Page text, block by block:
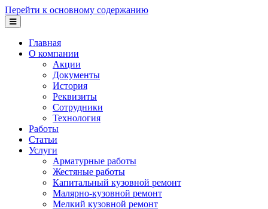
Перейти к основному содержанию
Главная
О компании
Акции
Документы
История
Реквизиты
Сотрудники
Технология
Работы
Статьи
Услуги
Арматурные работы
Жестяные работы
Капитальный кузовной ремонт
Малярно-кузовной ремонт
Мелкий кузовной ремонт